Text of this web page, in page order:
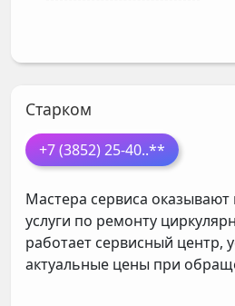
Старком
+7 (3852) 25-40..**
Мастера сервиса оказывают
услуги по ремонту
работает сервисный центр,
актуальные цены при